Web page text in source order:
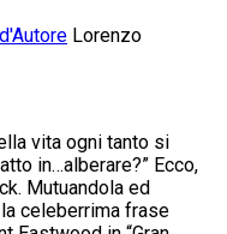
Lorenzo
vita ogni tanto si
in…alberare?” Ecco,
Mutuandola ed
celeberrima frase